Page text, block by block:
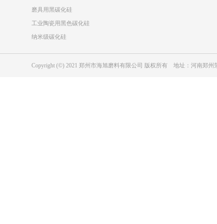
磨具用黑碳化硅
工业陶瓷用黑色碳化硅
纳米级碳化硅
Copyright (©) 2021 郑州市海旭磨料有限公司 版权所有 地址：河南郑